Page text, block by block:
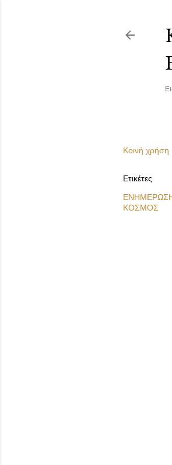
Κοινή χρήση
Ετικέτες
ΚΟΣΜΟΣ